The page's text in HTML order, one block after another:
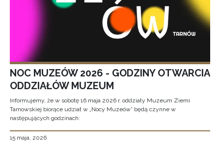
NOC MUZEÓW 2026 - GODZINY OTWARCIA
ODDZIAŁÓW MUZEUM
Informujemy, że w sobotę 16 maja 2026 r. oddziały Muzeum Ziemi
Tarnowskiej biorące udział w „Nocy Muzeów” będą czynne w
następujących godzinach:
15 maja, 2026